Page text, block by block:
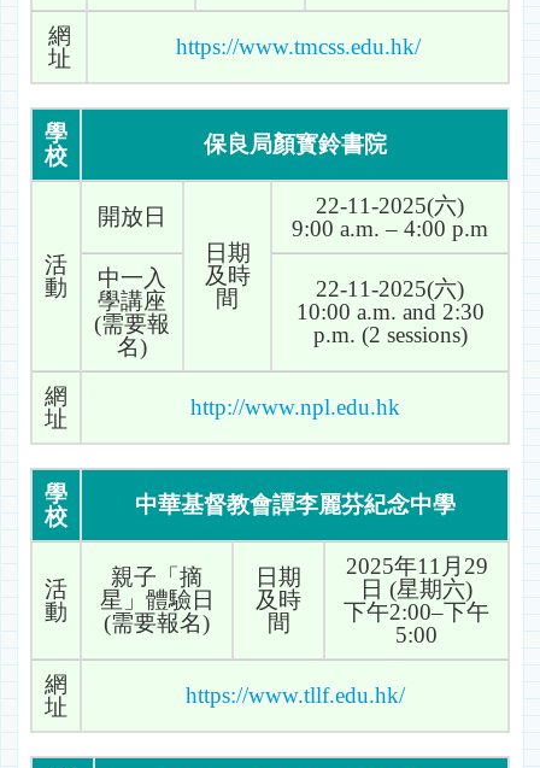
網
址
https://www.tmcss.edu.hk/
學
校
保良局顏寳鈴書院
活
動
開放日
日期
及時
間
22-11-2025(六)
9:00 a.m. – 4:00 p.m
中一入
學講座
(需要報
名)
22-11-2025(六)
10:00 a.m. and 2:30
p.m. (2 sessions)
網
址
http://www.npl.edu.hk
學
校
中華基督教會譚李麗芬紀念中學
活
動
親子「摘
星」體驗日
(需要報名)
日期
及時
間
2025年11月29
日 (星期六)
下午2:00–下午
5:00
網
址
https://www.tllf.edu.hk/